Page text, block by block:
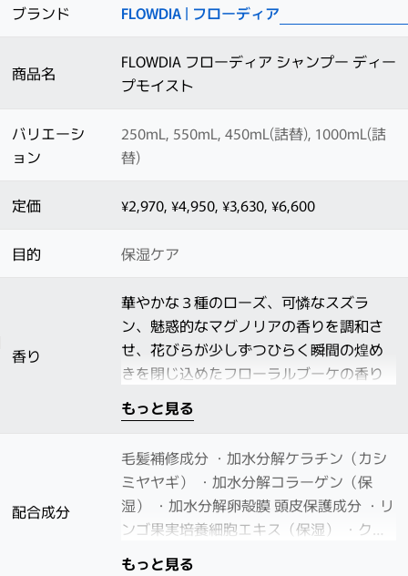
ブランド FLOWDIA | フローディア
商品名
FLOWDIA フローディア シャンプー ディー
プモイスト
バリエーシ
ョン
250mL, 550mL, 450mL(詰替), 1000mL(詰
替)
定価 ¥2,970, ¥4,950, ¥3,630, ¥6,600
目的 保湿ケア
香り
華やかな３種のローズ、可憐なスズラ
ン、魅惑的なマグノリアの香りを調和さ
せ、花びらが少しずつひらく瞬間の煌め
きを閉じ込めたフローラルブーケの香り
もっと見る
配合成分
毛髪補修成分 ・加水分解ケラチン（カシ
ミヤヤギ） ・加水分解コラーゲン（保
湿） ・加水分解卵殻膜 頭皮保護成分 ・リ
ンゴ果実培養細胞エキス（保湿） ・クラ
ラ根エキス（保湿・引き締め） ・ハチミ
もっと見る